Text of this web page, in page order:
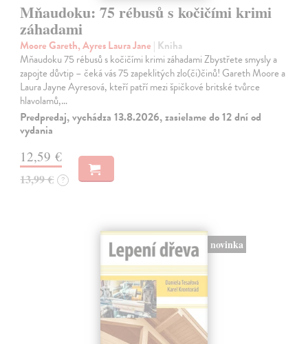
Mňaudoku: 75 rébusů s kočičími krimi
záhadami
Moore Gareth, Ayres Laura Jane | Kniha
Mňaudoku 75 rébusů s kočičími krimi záhadami Zbystřete smysly a
zapojte důvtip – čeká vás 75 zapeklitých zlo(či)činů! Gareth Moore a
Laura Jayne Ayresová, kteří patří mezi špičkové britské tvůrce
hlavolamů,…
Predpredaj, vychádza 13.8.2026, zasielame do 12 dní od
vydania
12,59 €
13,99 € ?
novinka